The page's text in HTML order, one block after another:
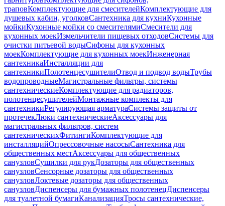
траповКомплектующие для смесителейКомплектующие для
душевых кабин, уголковСантехника для кухниКухонные
мойкиКухонные мойки со смесителямиСмесители для
кухонных моекИзмельчители пищевых отходовСистемы для
очистки питьевой водыСифоны для кухонных
моекКомплектующие для кухонных моекИнженерная
сантехникаИнсталляции для
сантехникиПолотенцесушителиОтвод и подвод водыТрубы
водопроводныеМагистральные фильтры, системы
сантехническиеКомплектующие для радиаторов,
полотенцесушителейМонтажные комплекты для
сантехникиРегулирующая арматураСистемы защиты от
протечекЛюки сантехническиеАксессуары для
магистральных фильтров, систем
сантехническихФитингиКомплектующие для
инсталляцийОпрессовочные насосыСантехника для
общественных местАксессуары для общественных
санузловСушилки для рукДозаторы для общественных
санузловСенсорные дозаторы для общественных
санузловЛоктевые дозаторы для общественных
санузловДиспенсеры для бумажных полотенецДиспенсеры
для туалетной бумагиКанализацияТросы сантехнические,